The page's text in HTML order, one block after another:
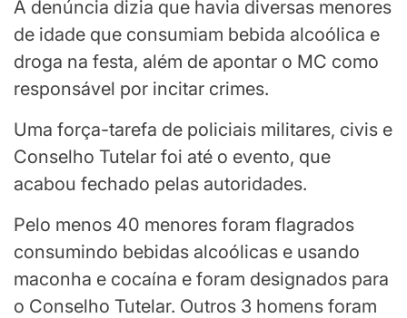
A denúncia dizia que havia diversas menores
de idade que consumiam bebida alcoólica e
droga na festa, além de apontar o MC como
responsável por incitar crimes.
Uma força-tarefa de policiais militares, civis e
Conselho Tutelar foi até o evento, que
acabou fechado pelas autoridades.
Pelo menos 40 menores foram flagrados
consumindo bebidas alcoólicas e usando
maconha e cocaína e foram designados para
o Conselho Tutelar. Outros 3 homens foram